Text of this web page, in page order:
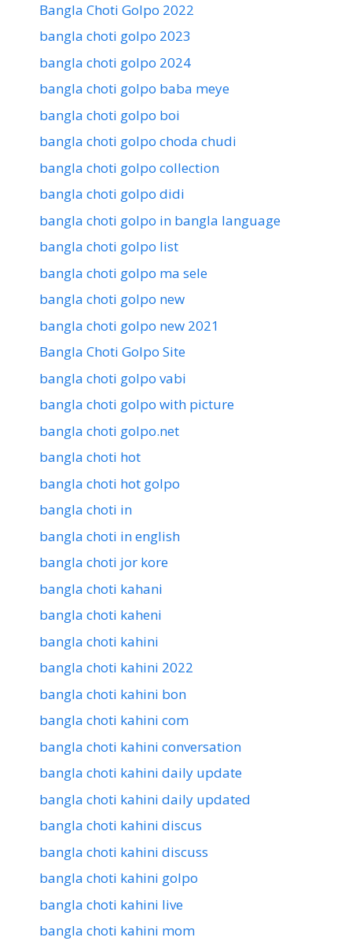
Bangla Choti Golpo 2022
bangla choti golpo 2023
bangla choti golpo 2024
bangla choti golpo baba meye
bangla choti golpo boi
bangla choti golpo choda chudi
bangla choti golpo collection
bangla choti golpo didi
bangla choti golpo in bangla language
bangla choti golpo list
bangla choti golpo ma sele
bangla choti golpo new
bangla choti golpo new 2021
Bangla Choti Golpo Site
bangla choti golpo vabi
bangla choti golpo with picture
bangla choti golpo.net
bangla choti hot
bangla choti hot golpo
bangla choti in
bangla choti in english
bangla choti jor kore
bangla choti kahani
bangla choti kaheni
bangla choti kahini
bangla choti kahini 2022
bangla choti kahini bon
bangla choti kahini com
bangla choti kahini conversation
bangla choti kahini daily update
bangla choti kahini daily updated
bangla choti kahini discus
bangla choti kahini discuss
bangla choti kahini golpo
bangla choti kahini live
bangla choti kahini mom